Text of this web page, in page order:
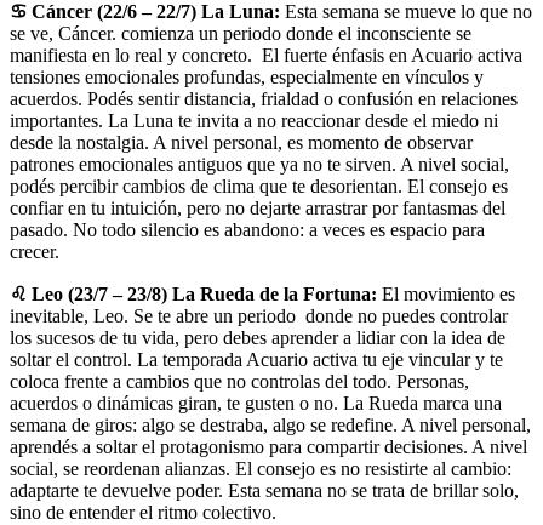
♋ Cáncer (22/6 – 22/7) La Luna: Esta semana se mueve lo que no
se ve, Cáncer. comienza un periodo donde el inconsciente se
manifiesta en lo real y concreto. El fuerte énfasis en Acuario activa
tensiones emocionales profundas, especialmente en vínculos y
acuerdos. Podés sentir distancia, frialdad o confusión en relaciones
importantes. La Luna te invita a no reaccionar desde el miedo ni
desde la nostalgia. A nivel personal, es momento de observar
patrones emocionales antiguos que ya no te sirven. A nivel social,
podés percibir cambios de clima que te desorientan. El consejo es
confiar en tu intuición, pero no dejarte arrastrar por fantasmas del
pasado. No todo silencio es abandono: a veces es espacio para
crecer.
♌ Leo (23/7 – 23/8) La Rueda de la Fortuna: El movimiento es
inevitable, Leo. Se te abre un periodo donde no puedes controlar
los sucesos de tu vida, pero debes aprender a lidiar con la idea de
soltar el control. La temporada Acuario activa tu eje vincular y te
coloca frente a cambios que no controlas del todo. Personas,
acuerdos o dinámicas giran, te gusten o no. La Rueda marca una
semana de giros: algo se destraba, algo se redefine. A nivel personal,
aprendés a soltar el protagonismo para compartir decisiones. A nivel
social, se reordenan alianzas. El consejo es no resistirte al cambio:
adaptarte te devuelve poder. Esta semana no se trata de brillar solo,
sino de entender el ritmo colectivo.